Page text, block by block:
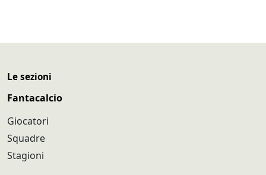
Le sezioni
Fantacalcio
Giocatori
Squadre
Stagioni